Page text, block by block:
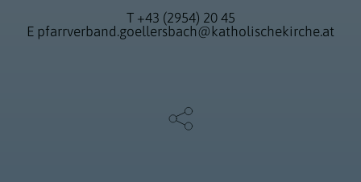
T +43 (2954) 20 45
E pfarrverband.goellersbach@katholischekirche.at